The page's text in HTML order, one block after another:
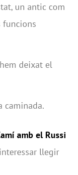
un antic com
funcions
deixat el
caminada.
amb el Russi
llegir